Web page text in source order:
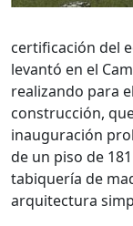
certificación del
levantó en el
realizando para
construcción,
inauguración
de un piso de
tabiquería de
arquitectura